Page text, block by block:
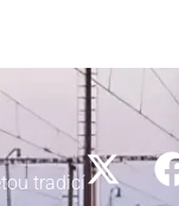
tradicí